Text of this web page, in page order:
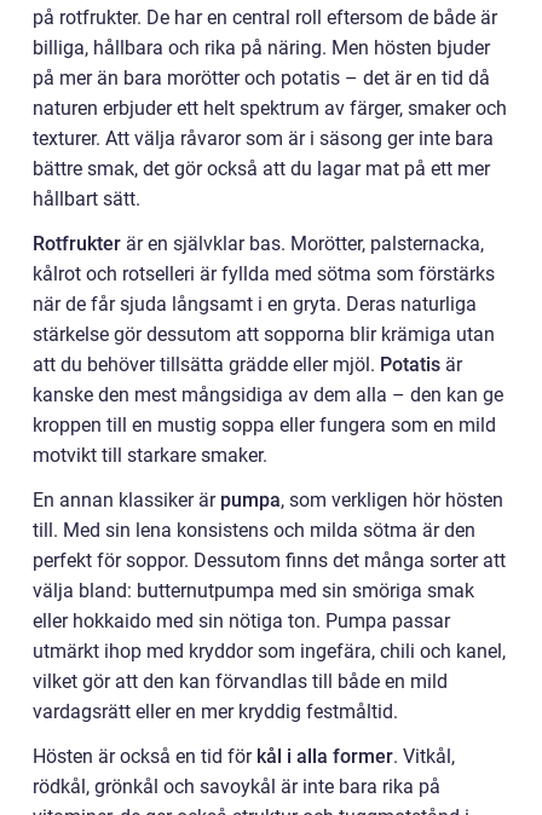
på rotfrukter. De har en central roll eftersom de både är
billiga, hållbara och rika på näring. Men hösten bjuder
på mer än bara morötter och potatis – det är en tid då
naturen erbjuder ett helt spektrum av färger, smaker och
texturer. Att välja råvaror som är i säsong ger inte bara
bättre smak, det gör också att du lagar mat på ett mer
hållbart sätt.
Rotfrukter är en självklar bas. Morötter, palsternacka,
kålrot och rotselleri är fyllda med sötma som förstärks
när de får sjuda långsamt i en gryta. Deras naturliga
stärkelse gör dessutom att sopporna blir krämiga utan
att du behöver tillsätta grädde eller mjöl. Potatis är
kanske den mest mångsidiga av dem alla – den kan ge
kroppen till en mustig soppa eller fungera som en mild
motvikt till starkare smaker.
En annan klassiker är pumpa, som verkligen hör hösten
till. Med sin lena konsistens och milda sötma är den
perfekt för soppor. Dessutom finns det många sorter att
välja bland: butternutpumpa med sin smöriga smak
eller hokkaido med sin nötiga ton. Pumpa passar
utmärkt ihop med kryddor som ingefära, chili och kanel,
vilket gör att den kan förvandlas till både en mild
vardagsrätt eller en mer kryddig festmåltid.
Hösten är också en tid för kål i alla former. Vitkål,
rödkål, grönkål och savoykål är inte bara rika på